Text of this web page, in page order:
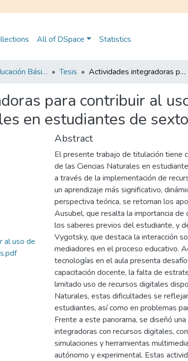
All of DSpace Statistics
Maestría en Educación Básica Tesis Actividades integradoras para contribuir al uso de recursos didácticos digitales de Ciencias Naturales en estudiantes de sexto año Básica
para contribuir al
en estudiantes de
al uso de
Abstract
El presente trabajo de titulación tiene
de las Ciencias Naturales en
a través de la implementación de
un aprendizaje más significativo,
perspectiva teórica, se retoman los
Ausubel, que resalta la importancia
los saberes previos del estudiante, y
Vygotsky, que destaca la interacción
mediadores en el proceso educativo.
tecnologías en el aula presenta
capacitación docente, la falta de
limitado uso de recursos digitales
Naturales, estas dificultades se
estudiantes, así como en problemas
Frente a este panorama, se diseñó
integradoras con recursos digitales,
simulaciones y herramientas
autónomo y experimental. Estas